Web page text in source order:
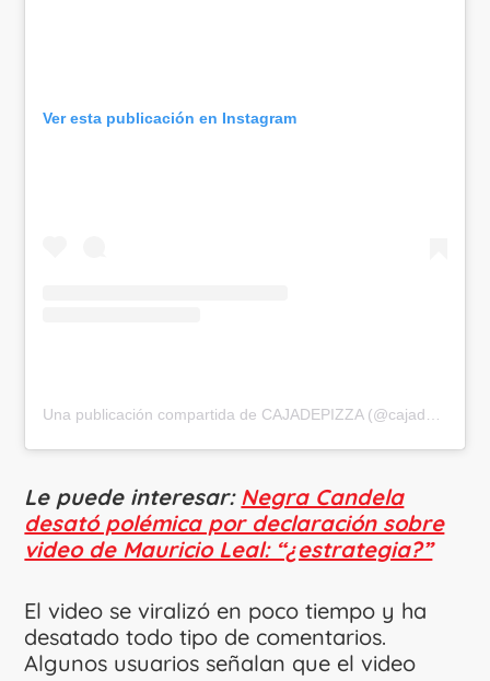
Ver esta publicación en Instagram
Le puede interesar: Negra Candela
desató polémica por declaración sobre
video de Mauricio Leal: “¿estrategia?”
El video se viralizó en poco tiempo y ha
desatado todo tipo de comentarios.
Algunos usuarios señalan que el video